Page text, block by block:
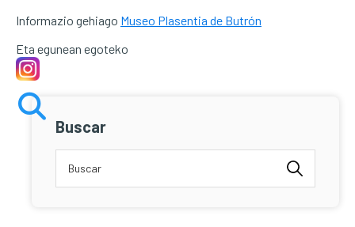
Informazio gehiago Museo Plasentia de Butrón
Eta egunean egoteko
Buscar